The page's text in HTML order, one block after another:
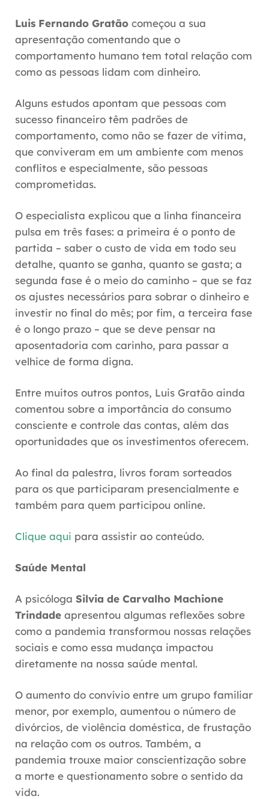
Luis Fernando Gratão começou a sua
apresentação comentando que o
comportamento humano tem total relação com
como as pessoas lidam com dinheiro.
Alguns estudos apontam que pessoas com
sucesso financeiro têm padrões de
comportamento, como não se fazer de vítima,
que conviveram em um ambiente com menos
conflitos e especialmente, são pessoas
comprometidas.
O especialista explicou que a linha financeira
pulsa em três fases: a primeira é o ponto de
partida – saber o custo de vida em todo seu
detalhe, quanto se ganha, quanto se gasta; a
segunda fase é o meio do caminho – que se faz
os ajustes necessários para sobrar o dinheiro e
investir no final do mês; por fim, a terceira fase
é o longo prazo – que se deve pensar na
aposentadoria com carinho, para passar a
velhice de forma digna.
Entre muitos outros pontos, Luis Gratão ainda
comentou sobre a importância do consumo
consciente e controle das contas, além das
oportunidades que os investimentos oferecem.
Ao final da palestra, livros foram sorteados
para os que participaram presencialmente e
também para quem participou online.
Clique aqui para assistir ao conteúdo.
Saúde Mental
A psicóloga Silvia de Carvalho Machione
Trindade apresentou algumas reflexões sobre
como a pandemia transformou nossas relações
sociais e como essa mudança impactou
diretamente na nossa saúde mental.
O aumento do convívio entre um grupo familiar
menor, por exemplo, aumentou o número de
divórcios, de violência doméstica, de frustação
na relação com os outros. Também, a
pandemia trouxe maior conscientização sobre
a morte e questionamento sobre o sentido da
vida.